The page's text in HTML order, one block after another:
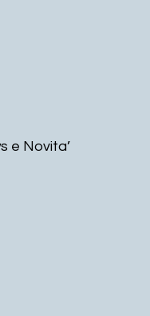
e Novita’